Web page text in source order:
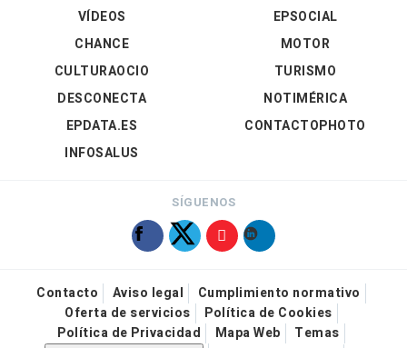
VÍDEOS
EPSOCIAL
CHANCE
CULTURAOCIO
DESCONECTA
EPDATA.ES
INFOSALUS
MOTOR
TURISMO
NOTIMÉRICA
CONTACTOPHOTO
SÍGUENOS
Contacto Aviso legal
Cumplimiento normativo
Oferta de servicios
Política de Cookies
Política de Privacidad
Mapa Web
Temas